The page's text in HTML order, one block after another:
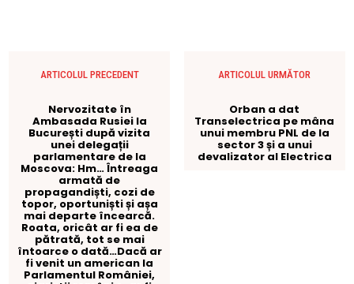
ARTICOLUL PRECEDENT
Nervozitate în
Ambasada Rusiei la
București după vizita
unei delegații
parlamentare de la
Moscova: Hm… Întreaga
armată de
propagandiști, cozi de
topor, oportuniști și așa
mai departe încearcă.
Roata, oricât ar fi ea de
pătrată, tot se mai
întoarce o dată…Dacă ar
fi venit un american la
Parlamentul României,
ARTICOLUL URMĂTOR
Orban a dat
Transelectrica pe mâna
unui membru PNL de la
sector 3 și a unui
devalizator al Electrica